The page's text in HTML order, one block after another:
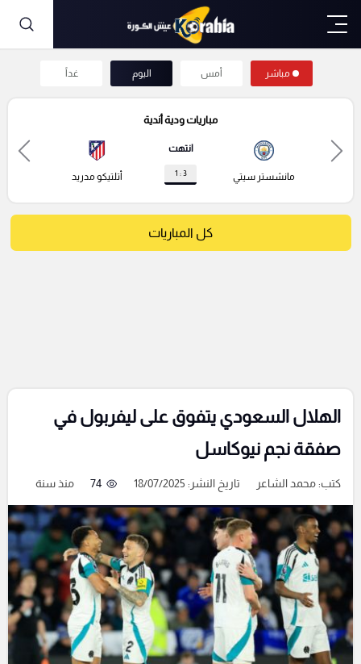
مباشر أمس اليوم غداً
مباريات ودية أندية
مانشستر سيتي
انتهت
3 : 1 أتلتيكو مدريد
كل المباريات
الهلال السعودي يتفوق على ليفربول في
صفقة نجم نيوكاسل
كتب:محمد الشاعر تاريخ النشر: 18/07/2025 74 منذ سنة